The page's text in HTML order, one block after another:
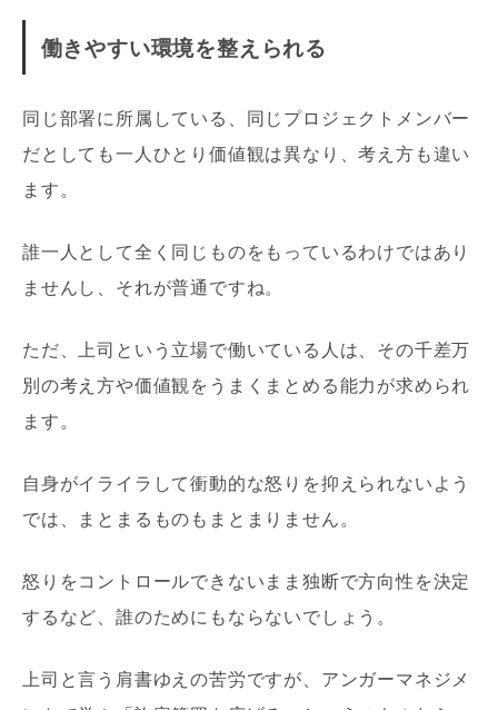
働きやすい環境を整えられる
同じ部署に所属している、同じプロジェクトメンバー
だとしても一人ひとり価値観は異なり、考え方も違い
ます。
誰一人として全く同じものをもっているわけではあり
ませんし、それが普通ですね。
ただ、上司という立場で働いている人は、その千差万
別の考え方や価値観をうまくまとめる能力が求められ
ます。
自身がイライラして衝動的な怒りを抑えられないよう
では、まとまるものもまとまりません。
怒りをコントロールできないまま独断で方向性を決定
するなど、誰のためにもならないでしょう。
上司と言う肩書ゆえの苦労ですが、アンガーマネジメ